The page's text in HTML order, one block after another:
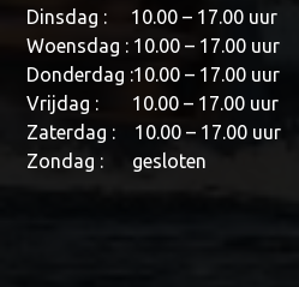
Dinsdag : 10.00 – 17.00 uur
Woensdag : 10.00 – 17.00 uur
Donderdag :10.00 – 17.00 uur
Vrijdag : 10.00 – 17.00 uur
Zaterdag : 10.00 – 17.00 uur
Zondag : gesloten